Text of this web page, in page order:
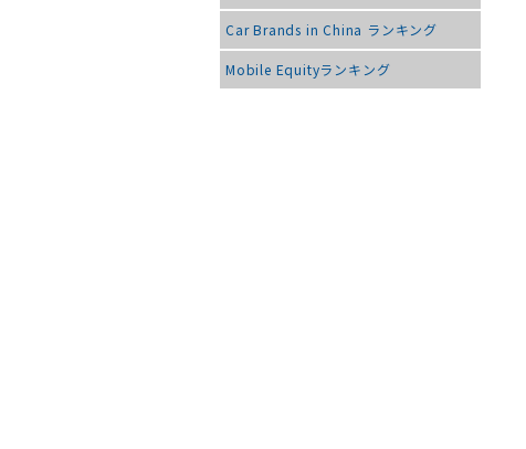
Car Brands in China ランキング
Mobile Equityランキング